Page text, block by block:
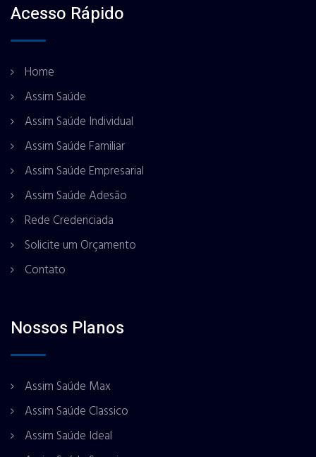
Acesso Rápido
Home
Assim Saúde
Assim Saúde Individual
Assim Saúde Familiar
Assim Saúde Empresarial
Assim Saúde Adesão
Rede Credenciada
Solicite um Orçamento
Contato
Nossos Planos
Assim Saúde Max
Assim Saúde Classico
Assim Saúde Ideal